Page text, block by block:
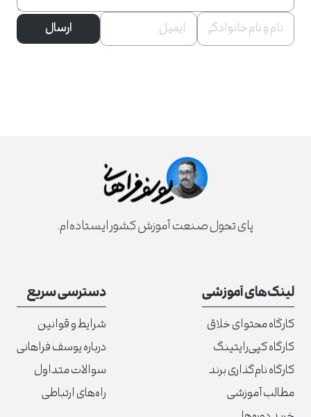
ارسال
پای تحول صنعت آموزش کشور ایستاده‌ام.
لینک‌های آموزشی
کارگاه محتوای خلاق
کارگاه کپی‌رایتینگ
کارگاه نام‌گذاری برند
مطالب آموزشی
دسترسی سریع
شرایط و قوانین
درباره یوسف فراهانی
سوالات متداول
راه‌های ارتباطی